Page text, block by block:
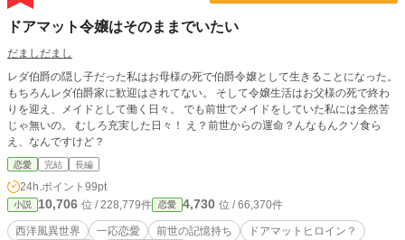
ドアマット令嬢はそのままでいたい
だましだまし
レダ伯爵の隠し子だった私はお母様の死で伯爵令嬢として生きることになった。
もちろんレダ伯爵家に歓迎はされてない。 そして令嬢生活はお父様の死で終わ
りを迎え、メイドとして働く日々。 でも前世でメイドをしていた私には全然苦
じゃ無いの。 むしろ充実した日々！ え？前世からの運命？んなもんクソ食ら
え、なんですけど？
恋愛 完結 長編
24h.ポイント 99pt
小説 10,706 位 / 228,779件 恋愛 4,730 位 / 66,370件
西洋風異世界 一応恋愛 前世の記憶持ち
ドアマットヒロイン？